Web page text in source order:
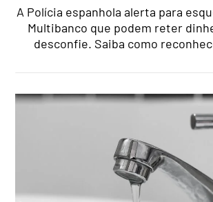
A Polícia espanhola alerta para
Multibanco que podem reter
desconfie. Saiba como